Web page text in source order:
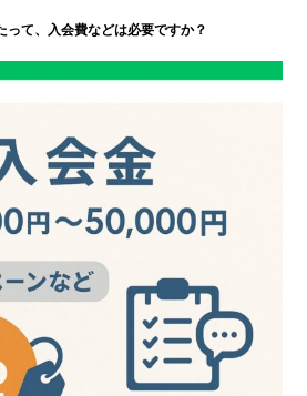
って、入会費などは必要ですか？